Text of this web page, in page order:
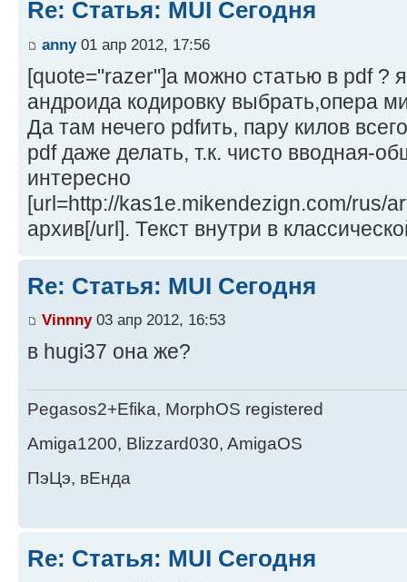
Re: Статья: MUI Сегодня
anny01 апр 2012, 17:56
[quote="razer"]а можно статью в pdf ? я
андроида кодировку выбрать,опера
Да там нечего pdfить, пару килов
pdf даже делать, т.к. чисто вводная-
интересно
[url=http://kas1e.mikendezign.com/rus/
архив[/url]. Текст внутри в
Re: Статья: MUI Сегодня
Vinnny03 апр 2012, 16:53
в hugi37 она же?
Pegasos2+Efika, MorphOS registered
Amiga1200, Blizzard030, AmigaOS
ПэЦэ, вЕнда
Re: Статья: MUI Сегодня